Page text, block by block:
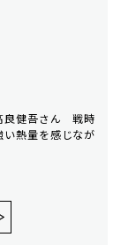
良健吾さん 戦時
熱量を感じなが